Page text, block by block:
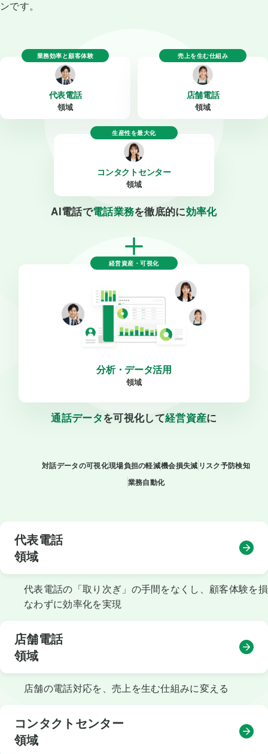
ンです。
業務効率と顧客体験
代表電話
領域
売上を生む仕組み
店舗電話
領域
生産性を最大化
コンタクトセンター
領域
AI電話で電話業務を徹底的に効率化
経営資産・可視化
分析・データ活用
領域
通話データを可視化して経営資産に
対話データの可視化現場負担の軽減機会損失減 リスク予防検知
業務自動化
代表電話
領域
代表電話の「取り次ぎ」の手間をなくし、顧客体験を損
なわずに効率化を実現
店舗電話
領域
店舗の電話対応を、売上を生む仕組みに変える
コンタクトセンター
領域